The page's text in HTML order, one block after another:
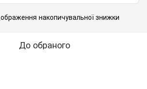
накопичувальної знижки
До обраного